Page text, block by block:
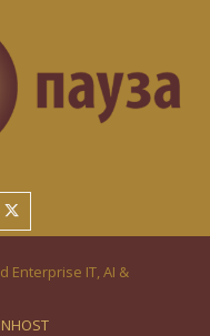
Enterprise IT, AI &
INHOST